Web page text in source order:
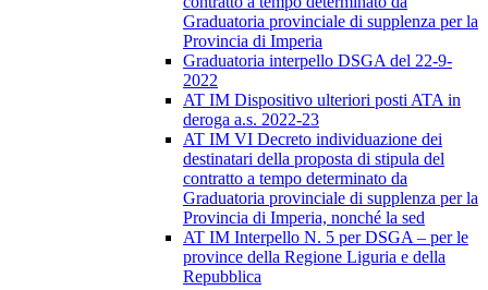
Graduatoria provinciale di supplenza per la
Provincia di Imperia
Graduatoria interpello DSGA del 22-9-
2022
AT IM Dispositivo ulteriori posti ATA in
deroga a.s. 2022-23
AT IM VI Decreto individuazione dei
destinatari della proposta di stipula del
contratto a tempo determinato da
Graduatoria provinciale di supplenza per la
Provincia di Imperia, nonché la sed
AT IM Interpello N. 5 per DSGA – per le
province della Regione Liguria e della
Repubblica